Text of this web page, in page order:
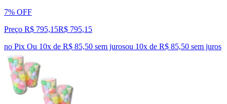
7% OFF
Preço R$ 795,15R$ 795,15
no Pix Ou 10x de R$ 85,50 sem jurosou 10x de R$ 85,50 sem juros